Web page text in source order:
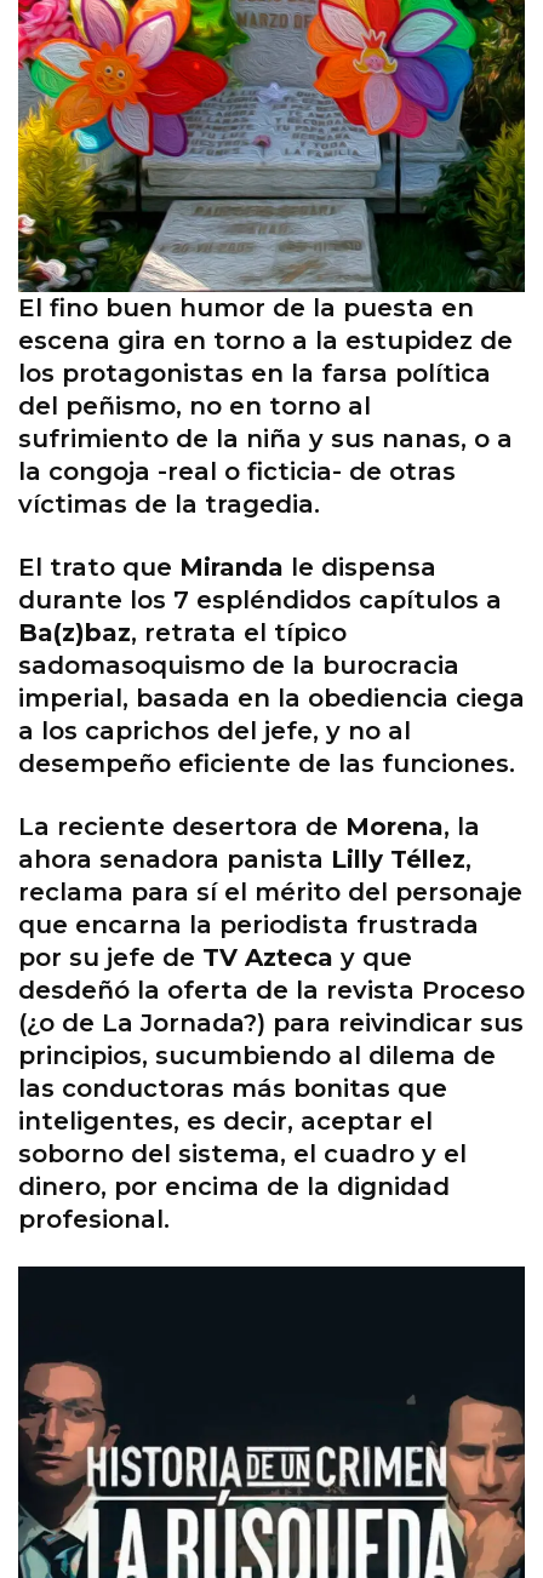
El fino buen humor de la puesta en
escena gira en torno a la estupidez de
los protagonistas en la farsa política
del peñismo, no en torno al
sufrimiento de la niña y sus nanas, o a
la congoja -real o ficticia- de otras
víctimas de la tragedia.
El trato que Miranda le dispensa
durante los 7 espléndidos capítulos a
Ba(z)baz, retrata el típico
sadomasoquismo de la burocracia
imperial, basada en la obediencia ciega
a los caprichos del jefe, y no al
desempeño eficiente de las funciones.
La reciente desertora de Morena, la
ahora senadora panista Lilly Téllez,
reclama para sí el mérito del personaje
que encarna la periodista frustrada
por su jefe de TV Azteca y que
desdeñó la oferta de la revista Proceso
(¿o de La Jornada?) para reivindicar sus
principios, sucumbiendo al dilema de
las conductoras más bonitas que
inteligentes, es decir, aceptar el
soborno del sistema, el cuadro y el
dinero, por encima de la dignidad
profesional.